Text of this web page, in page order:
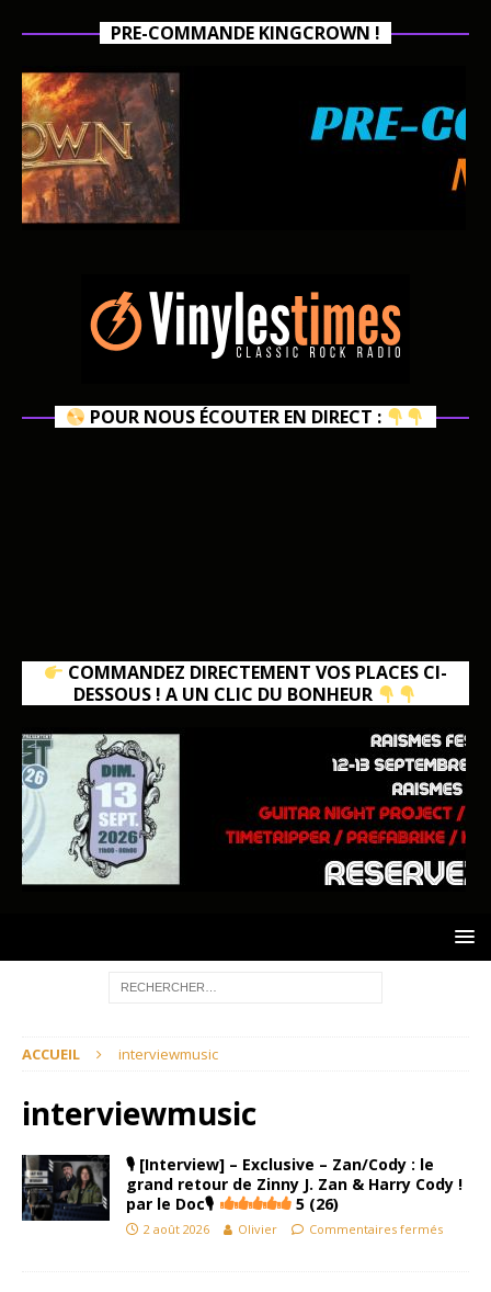
PRE-COMMANDE KINGCROWN !
POUR NOUS ÉCOUTER EN DIRECT :
COMMANDEZ DIRECTEMENT VOS PLACES CI-
DESSOUS ! A UN CLIC DU BONHEUR
ACCUEIL interviewmusic
interviewmusic
🎙 [Interview] – Exclusive – Zan/Cody : le
grand retour de Zinny J. Zan & Harry Cody !
par le Doc🎙
5 (26)
2 août 2026 Olivier Commentaires fermés